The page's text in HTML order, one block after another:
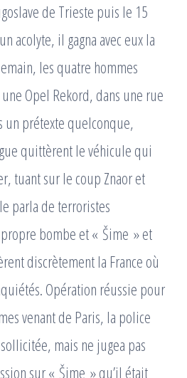
de Trieste puis le 15
acolyte, il gagna avec eux la
les quatre hommes
Opel Rekord, dans une rue
un prétexte quelconque,
quittèrent le véhicule qui
tuant sur le coup Znaor et
parla de terroristes
bombe et « Šime » et
discrètement la France où
Opération réussie pour
venant de Paris, la police
mais ne jugea pas
sur « Šime » qu’il était